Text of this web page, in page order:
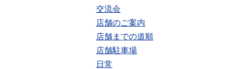
交流会
店舗のご案内
店舗までの道順
店舗駐車場
日常